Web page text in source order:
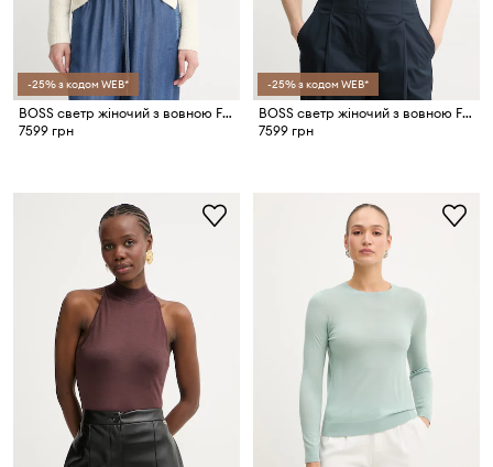
-25% з кодом WEB*
BOSS светр жіночий з вовною Febisana
7599 грн
-25% з кодом WEB*
BOSS светр жіночий з вовною Fewe
7599 грн